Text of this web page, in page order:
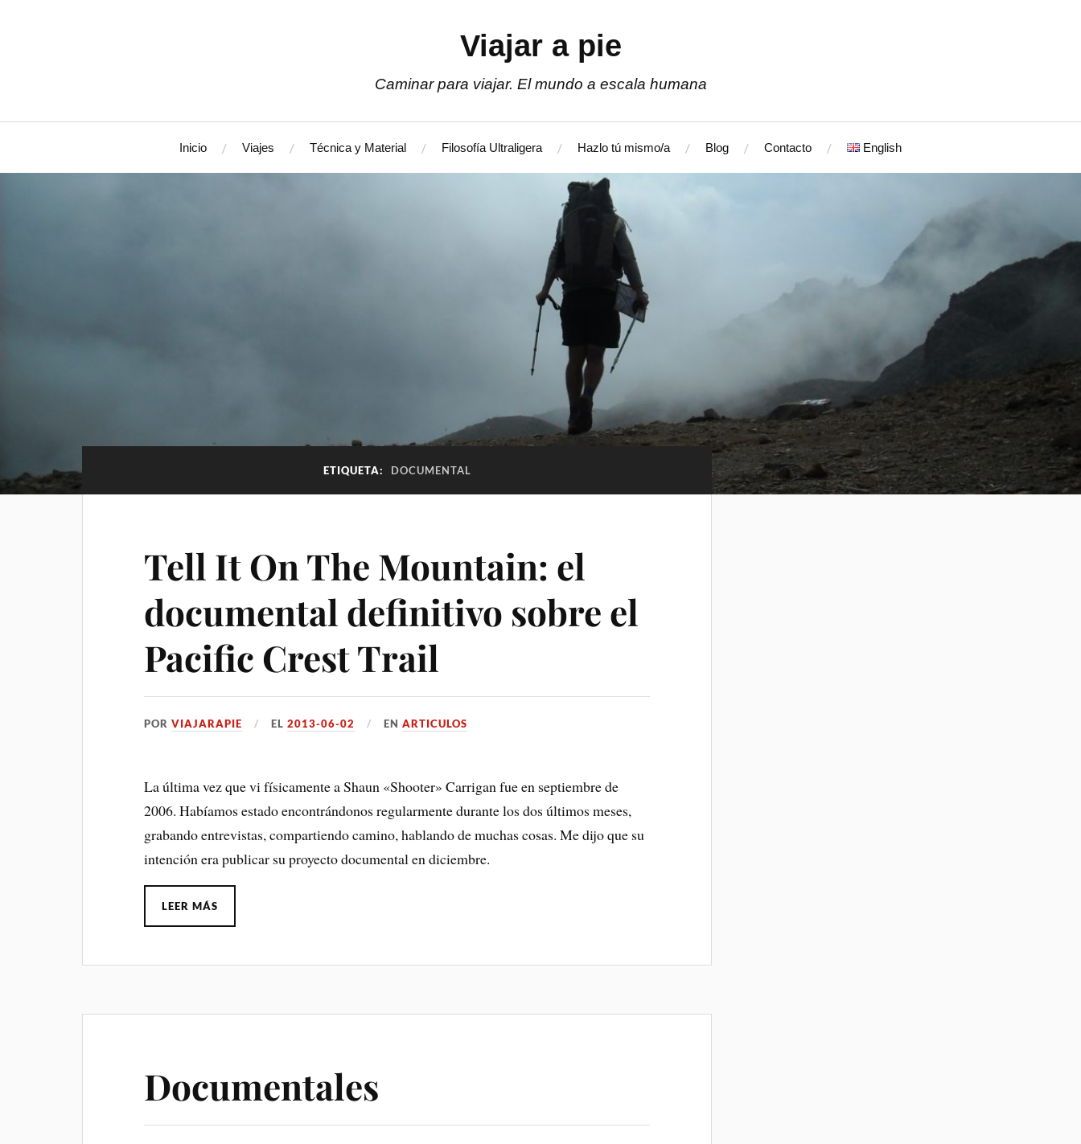
Viajar a pie
Caminar para viajar. El mundo a escala humana
Inicio Viajes Técnica y Material Filosofía Ultraligera Hazlo tú mismo/a Blog Contacto English
ETIQUETA: DOCUMENTAL
Tell It On The Mountain: el
documental definitivo sobre el
Pacific Crest Trail
PORVIAJARAPIE EL2013-06-02 ENARTICULOS
La última vez que vi físicamente a Shaun «Shooter» Carrigan fue en septiembre de
2006. Habíamos estado encontrándonos regularmente durante los dos últimos meses,
grabando entrevistas, compartiendo camino, hablando de muchas cosas. Me dijo que su
intención era publicar su proyecto documental en diciembre.
LEER MÁS
Documentales